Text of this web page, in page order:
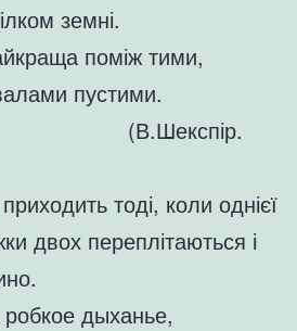
земні.
поміж тими,
пустими.
тоді, коли однієї
двох переплітаються і
дыханье,